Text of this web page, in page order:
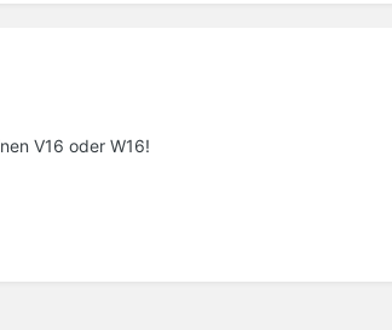
V16 oder W16!